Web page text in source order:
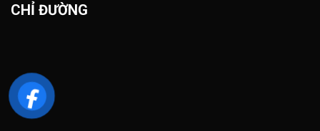
CHỈ ĐƯỜNG